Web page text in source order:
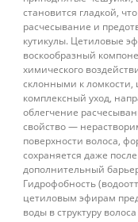
становится гладкой,
расчесывание и
кутикулы. Цетиловые
воскообразный
химического
склонными к
комплексный уход,
облегчение
свойство —
поверхности волоса,
сохраняется даже
дополнительный
Гидрофобность
цетиловым эфирам
воды в структуру